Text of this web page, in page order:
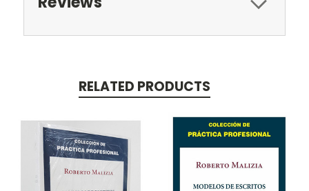
RELATED PRODUCTS